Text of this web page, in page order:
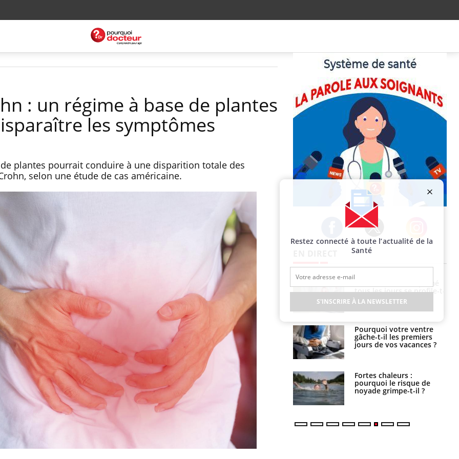
: un régime à base de plantes
les symptômes
plantes pourrait conduire à une disparition totale des
selon une étude de cas américaine.
Facebook Twitter Instagram
Toujours connectés :
comment le travail
empiète de plus en plus
sur nos soirées
Cancer colorectal : une
stratégie simple aurait
changé la donne au Pays
basque
Chikungunya, dengue,
West Nile : que se passe-
t-il dans le sud de la
France ?
Les médicaments GLP-1
protègent-ils aussi les os
?
Cytomégalovirus : ce qui
change dans la prise en
charge des femmes
enceintes
La sieste empêche-t-elle
de dormir la nuit ?
tous les jours se profile-t-
elle enfin ?
Pourquoi votre ventre
gâche-t-il les premiers
jours de vos vacances ?
Fortes chaleurs :
pourquoi le risque de
noyade grimpe-t-il ?
Restez connecté à toute l’actualité de la
Santé
S'INSCRIRE À LA NEWSLETTER